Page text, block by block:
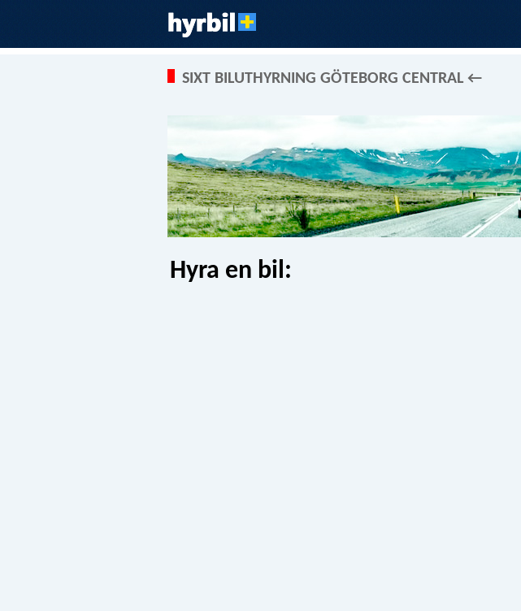
SIXT BILUTHYRNING GÖTEBORG CENTRAL ←
Hyra en bil: